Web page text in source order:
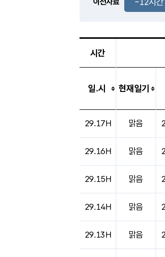
-
시간
일.시 현재일기
29.17H 맑음
29.16H 맑음
29.15H 맑음
29.14H 맑음
29.13H 맑음